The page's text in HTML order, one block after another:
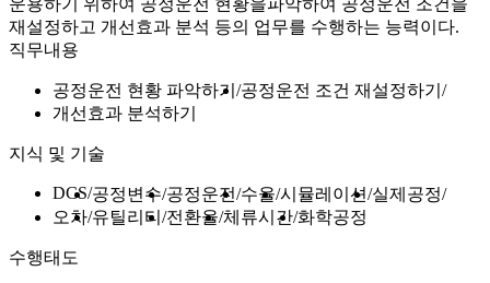
운용하기 위하여 공정운전 현황을파악하여 공정운전 조건을
재설정하고 개선효과 분석 등의 업무를 수행하는 능력이다.
직무내용
공정운전 현황 파악하기
공정운전 조건 재설정하기
개선효과 분석하기
지식 및 기술
DCS 공정변수 공정운전 수율 시뮬레이션 실제공정
오차 유틸리티 전환율 체류시간 화학공정
수행태도